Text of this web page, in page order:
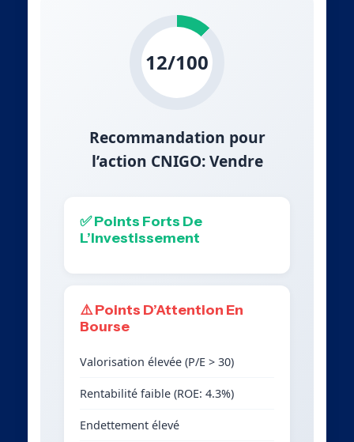
12/100
Recommandation pour
l’action CNIGO: Vendre
✅ Points Forts De
L’Investissement
⚠️ Points D’Attention En
Bourse
Valorisation élevée (P/E > 30)
Rentabilité faible (ROE: 4.3%)
Endettement élevé